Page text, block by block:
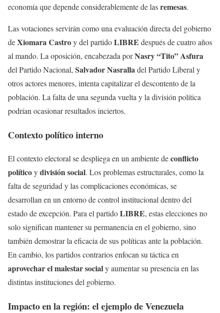
economía que depende considerablemente de lasremesas.
Las votaciones servirán como una evaluación directa del gobierno
deXiomara Castroy del partidoLIBRE después de cuatro años
al mando. La oposición, encabezada porNasry “Tito” Asfura
del Partido Nacional, Salvador Nasralladel Partido Liberal y
otros actores menores, intenta capitalizar el descontento de la
población. La falta de una segunda vuelta y la división política
podrían ocasionar resultados inciertos.
Contexto político interno
El contexto electoral se despliega en un ambiente deconflicto
políticoydivisión social. Los problemas estructurales, como la
falta de seguridad y las complicaciones económicas, se
desarrollan en un entorno de control institucional dentro del
estado de excepción. Para el partidoLIBRE, estas elecciones no
solo significan mantener su permanencia en el gobierno, sino
también demostrar la eficacia de sus políticas ante la población.
En cambio, los partidos contrarios enfocan su táctica en
aprovechar el malestar socialy aumentar su presencia en las
distintas instituciones del gobierno.
Impacto en la región: el ejemplo de Venezuela